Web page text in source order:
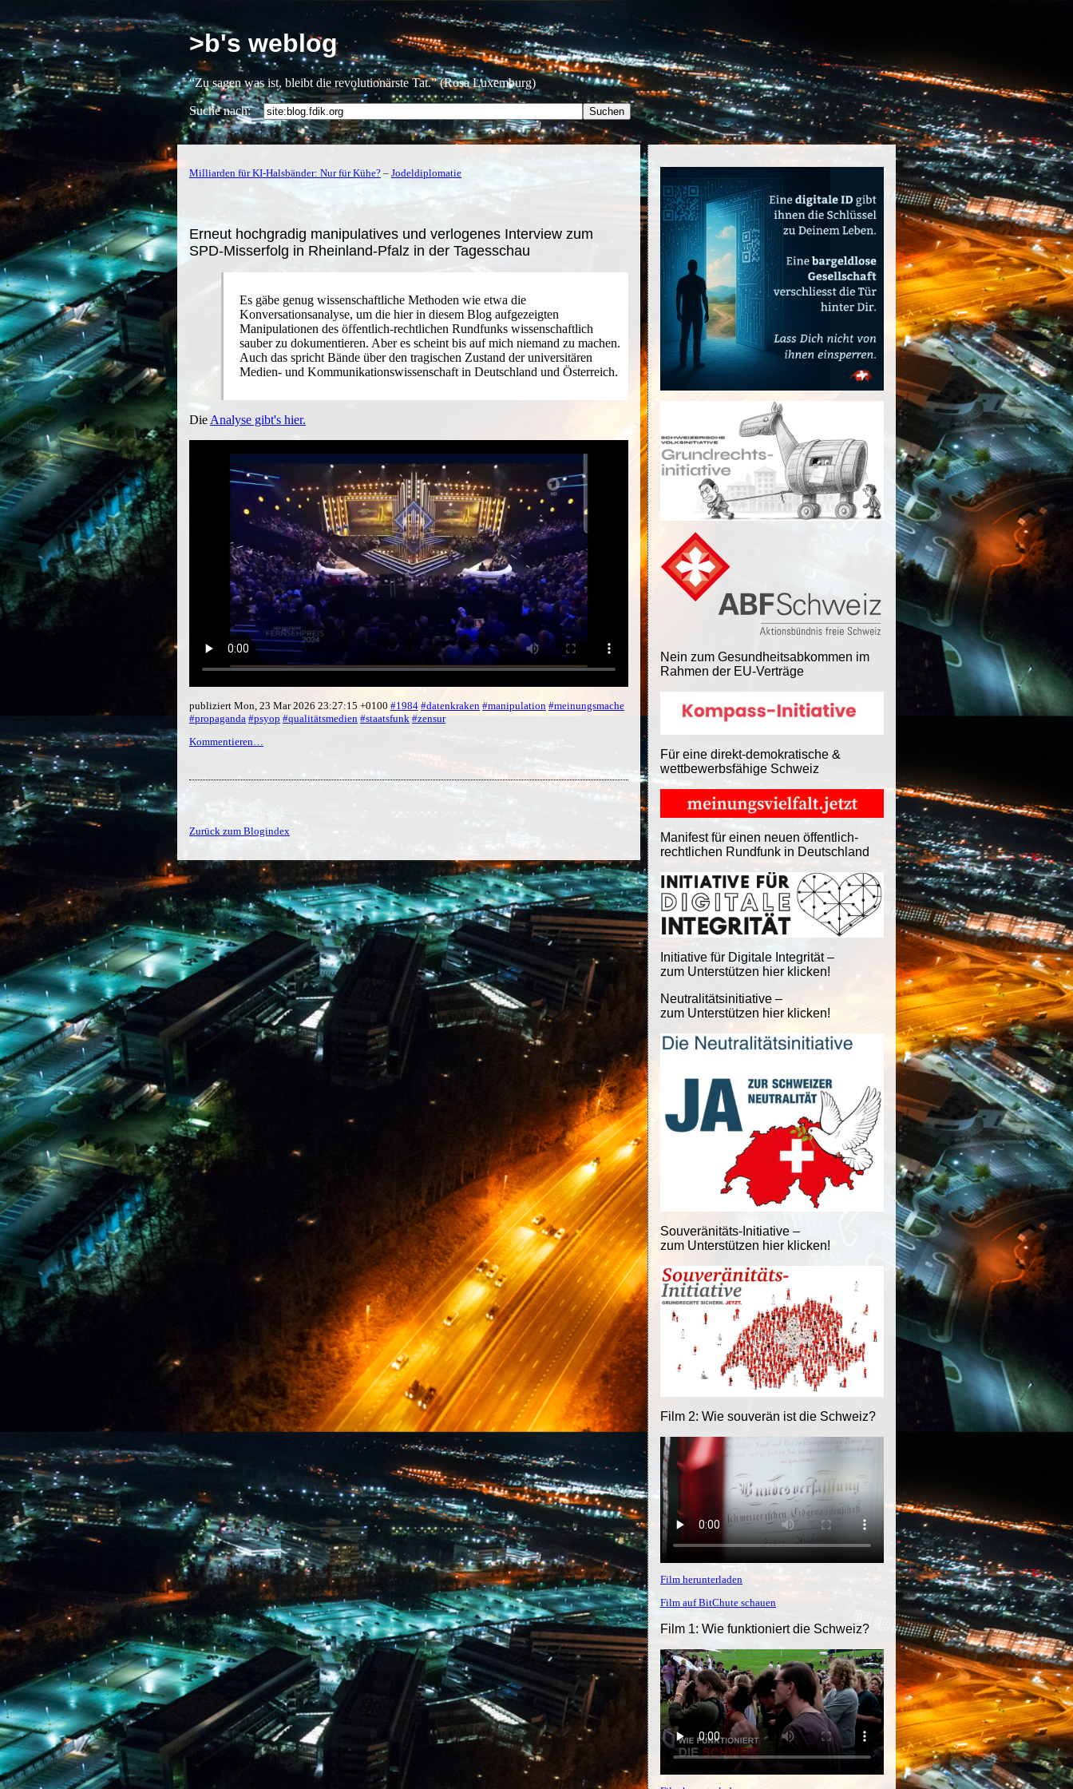
>b's weblog
“Zu sagen was ist, bleibt die revolutionärste Tat.” (Rosa Luxemburg)
Suche nach:
Nein zum Gesundheitsabkommen im
Rahmen der EU-Verträge
Für eine direkt-demokratische &
wettbewerbsfähige Schweiz
Manifest für einen neuen öffentlich-
rechtlichen Rundfunk in Deutschland
Initiative für Digitale Integrität –
zum Unterstützen hier klicken!
Neutralitätsinitiative –
zum Unterstützen hier klicken!
Souveränitäts-Initiative –
zum Unterstützen hier klicken!
Film 2: Wie souverän ist die Schweiz?
Film herunterladen
Film auf BitChute schauen
Film 1: Wie funktioniert die Schweiz?
Milliarden für KI-Halsbänder: Nur für Kühe? – Jodeldiplomatie
Erneut hochgradig manipulatives und verlogenes Interview zum
SPD-Misserfolg in Rheinland-Pfalz in der Tagesschau
Es gäbe genug wissenschaftliche Methoden wie etwa die
Konversationsanalyse, um die hier in diesem Blog aufgezeigten
Manipulationen des öffentlich-rechtlichen Rundfunks wissenschaftlich
sauber zu dokumentieren. Aber es scheint bis auf mich niemand zu machen.
Auch das spricht Bände über den tragischen Zustand der universitären
Medien- und Kommunikationswissenschaft in Deutschland und Österreich.
Die Analyse gibt's hier.
publiziert Mon, 23 Mar 2026 23:27:15 +0100 #1984 #datenkraken #manipulation #meinungsmache
#propaganda #psyop #qualitätsmedien #staatsfunk #zensur
Kommentieren…
Zurück zum Blogindex